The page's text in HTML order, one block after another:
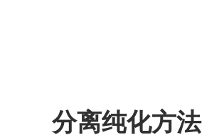
分离纯化方法